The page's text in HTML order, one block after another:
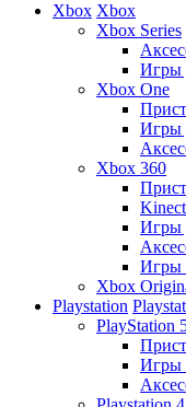
Xbox Xbox
Xbox Series
Игры
Xbox One
Игры
Xbox 360
Игры
Игры
Xbox
Playstation
PlayStation
Игры